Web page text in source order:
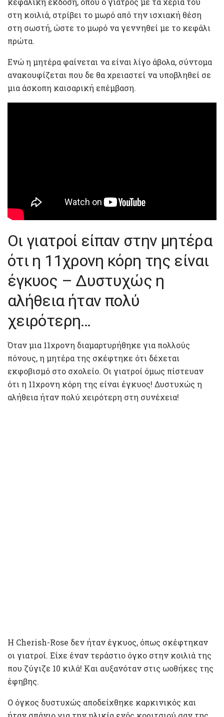
στη κοιλιά, στρίβει το μωρό από την ισχιακή θέση
στη σωστή, ώστε το μωρό να γεννηθεί με το κεφάλι
πρώτα.
Ενώ η μητέρα φαίνεται να είναι λίγο άβολα, σύντομα
ανακουφίζεται που δε θα χρειαστεί να υποβληθεί σε
μια άσκοπη καισαρική επέμβαση.
Οι γιατροί είπαν στην μητέρα
ότι η 11χρονη κόρη της είναι
έγκυος – Δυστυχώς η
αλήθεια ήταν πολύ
χειρότερη…
Όταν μια 11χρονη διαμαρτυρήθηκε για πολλούς
πόνους, η μητέρα της σκέφτηκε ότι δέχεται
εκφοβισμό στο σχολείο. Οι γιατροί όμως πίστευαν
ότι η 11χρονη κόρη της είναι έγκυος! Δυστυχώς η
αλήθεια ήταν πολύ χειρότερη στη συνέχεια!
Η Cherish-Rose δεν ήταν έγκυος, όπως σκέφτηκαν
οι γιατροί. Είχε έναν τεράστιο όγκο στην κοιλιά της
που ζύγιζε 10 κιλά! Και αυξανόταν στις ωοθήκες της
έφηβης.
Ο όγκος δυστυχώς αποδείχθηκε καρκινικός και